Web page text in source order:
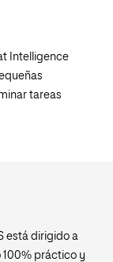
Intelligence
tareas
está dirigido a
práctico y